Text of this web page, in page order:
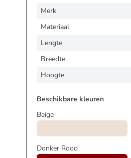
Merk
Materiaal
Lengte
Breedte
Hoogte
Beschikbare kleuren
Beige
Donker Rood